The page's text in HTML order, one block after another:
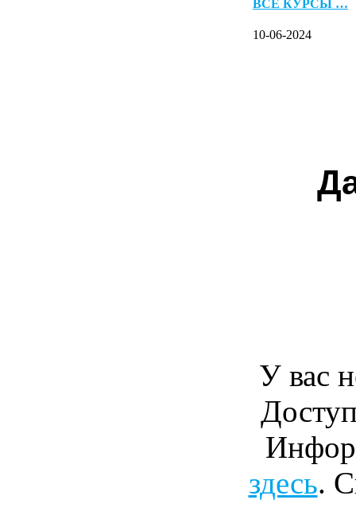
ВСЕ КУРСЫ …
10-06-2024
У вас
здесь.